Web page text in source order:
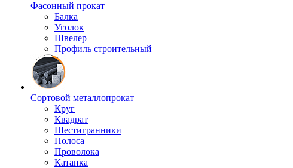
Фасонный прокат
Балка
Уголок
Швелер
Профиль строительный
Сортовой металлопрокат
Круг
Квадрат
Шестигранники
Полоса
Проволока
Катанка